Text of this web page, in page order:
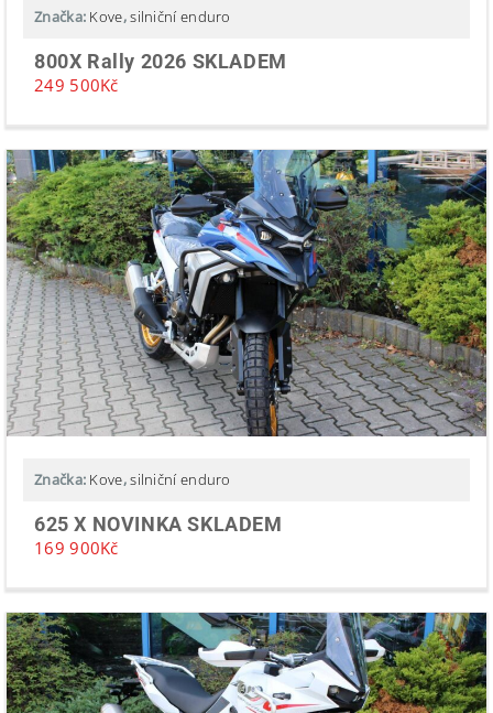
Značka: Kove,silniční enduro
800X Rally 2026 SKLADEM
249 500Kč
Značka: Kove,silniční enduro
625 X NOVINKA SKLADEM
169 900Kč